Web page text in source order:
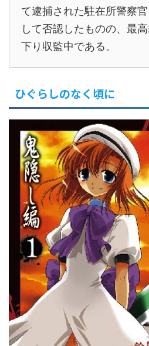
て逮捕された駐在所警察
して否認したものの、最
下り収監中である。
ひぐらしのなく頃に